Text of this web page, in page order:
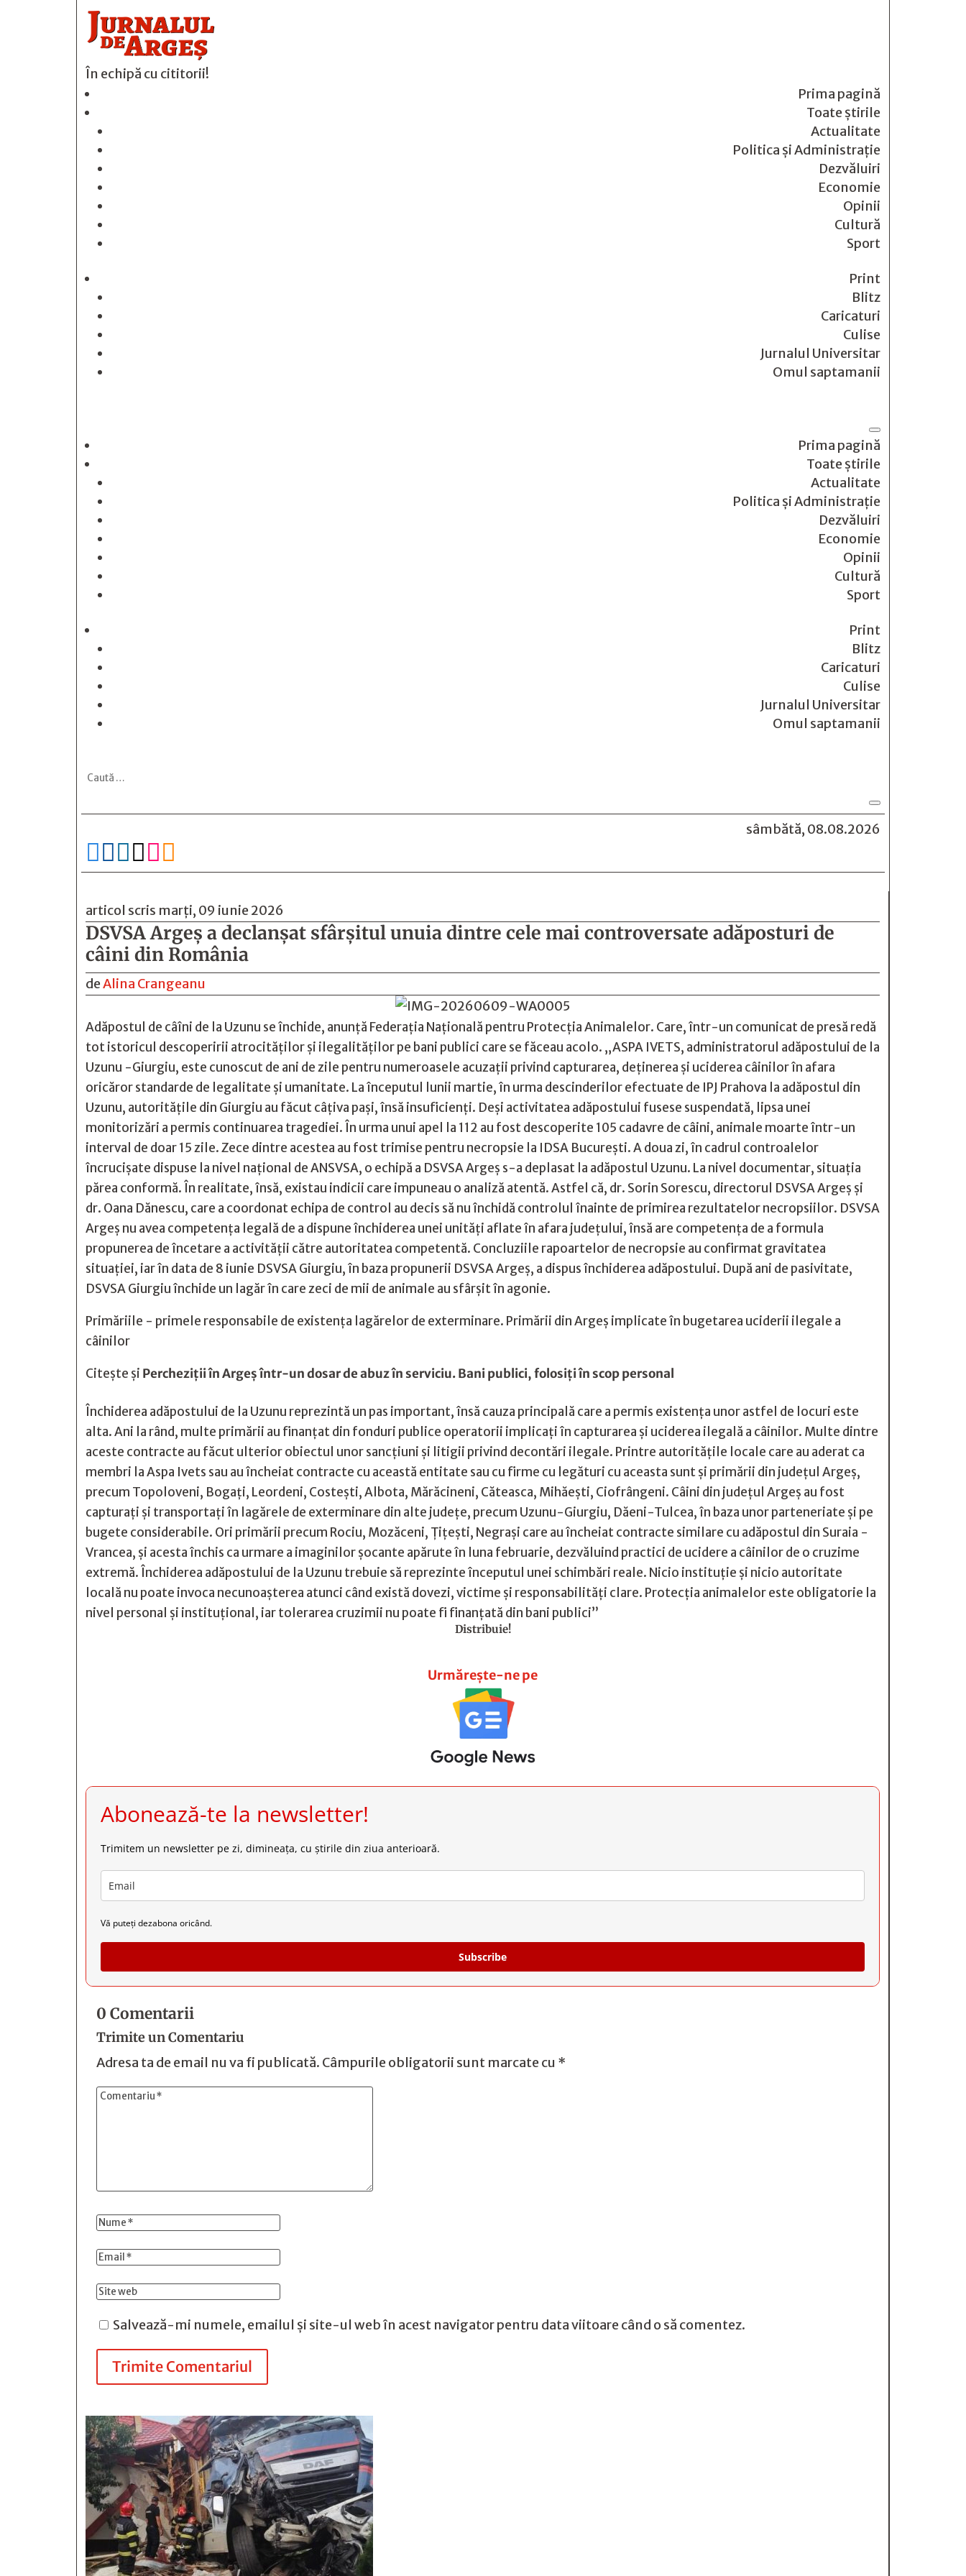
În echipă cu cititorii!
Prima pagină
Toate știrile
Actualitate
Politica și Administrație
Dezvăluiri
Economie
Opinii
Cultură
Sport
Print
Blitz
Caricaturi
Culise
Jurnalul Universitar
Omul saptamanii
Prima pagină
Toate știrile
Actualitate
Politica și Administrație
Dezvăluiri
Economie
Opinii
Cultură
Sport
Print
Blitz
Caricaturi
Culise
Jurnalul Universitar
Omul saptamanii
sâmbătă, 08.08.2026

articol scris marți, 09 iunie 2026
DSVSA Argeș a declanșat sfârșitul unuia dintre cele mai controversate adăposturi de
câini din România
deAlina Crangeanu
Adăpostul de câîni de la Uzunu se închide, anunță Federația Națională pentru Protecția Animalelor. Care, într-un comunicat de presă redă
tot istoricul descoperirii atrocităților și ilegalităților pe bani publici care se făceau acolo. „ASPA IVETS, administratorul adăpostului de la
Uzunu -Giurgiu, este cunoscut de ani de zile pentru numeroasele acuzații privind capturarea, deținerea și uciderea câinilor în afara
oricăror standarde de legalitate și umanitate. La începutul lunii martie, în urma descinderilor efectuate de IPJ Prahova la adăpostul din
Uzunu, autoritățile din Giurgiu au făcut câțiva pași, însă insuficienți. Deși activitatea adăpostului fusese suspendată, lipsa unei
monitorizări a permis continuarea tragediei. În urma unui apel la 112 au fost descoperite 105 cadavre de câini, animale moarte într-un
interval de doar 15 zile. Zece dintre acestea au fost trimise pentru necropsie la IDSA București. A doua zi, în cadrul controalelor
încrucișate dispuse la nivel național de ANSVSA, o echipă a DSVSA Argeș s-a deplasat la adăpostul Uzunu. La nivel documentar, situația
părea conformă. În realitate, însă, existau indicii care impuneau o analiză atentă. Astfel că, dr. Sorin Sorescu, directorul DSVSA Argeș și
dr. Oana Dănescu, care a coordonat echipa de control au decis să nu închidă controlul înainte de primirea rezultatelor necropsiilor. DSVSA
Argeș nu avea competența legală de a dispune închiderea unei unități aflate în afara județului, însă are competenţa de a formula
propunerea de încetare a activității către autoritatea competentă. Concluziile rapoartelor de necropsie au confirmat gravitatea
situației, iar în data de 8 iunie DSVSA Giurgiu, în baza propunerii DSVSA Argeş, a dispus închiderea adăpostului. După ani de pasivitate,
DSVSA Giurgiu închide un lagăr în care zeci de mii de animale au sfârşit în agonie.
Primăriile - primele responsabile de existenţa lagărelor de exterminare. Primării din Argeş implicate în bugetarea uciderii ilegale a
câinilor
Citește și Percheziții în Argeș într-un dosar de abuz în serviciu. Bani publici, folosiți în scop personal
Închiderea adăpostului de la Uzunu reprezintă un pas important, însă cauza principală care a permis existența unor astfel de locuri este
alta. Ani la rând, multe primării au finanţat din fonduri publice operatorii implicați în capturarea şi uciderea ilegală a câinilor. Multe dintre
aceste contracte au făcut ulterior obiectul unor sancțiuni și litigii privind decontări ilegale. Printre autoritățile locale care au aderat ca
membri la Aspa Ivets sau au încheiat contracte cu această entitate sau cu firme cu legături cu aceasta sunt și primării din județul Argeș,
precum Topoloveni, Bogați, Leordeni, Costești, Albota, Mărăcineni, Căteasca, Mihăeşti, Ciofrângeni. Câini din judeţul Argeş au fost
capturaţi şi transportaţi în lagărele de exterminare din alte judeţe, precum Uzunu-Giurgiu, Dăeni-Tulcea, în baza unor parteneriate şi pe
bugete considerabile. Ori primării precum Rociu, Mozăceni, Ţiţeşti, Negraşi care au încheiat contracte similare cu adăpostul din Suraia -
Vrancea, şi acesta închis ca urmare a imaginilor şocante apărute în luna februarie, dezvăluind practici de ucidere a câinilor de o cruzime
extremă. Închiderea adăpostului de la Uzunu trebuie să reprezinte începutul unei schimbări reale. Nicio instituție și nicio autoritate
locală nu poate invoca necunoașterea atunci când există dovezi, victime și responsabilități clare. Protecția animalelor este obligatorie la
nivel personal şi instituţional, iar tolerarea cruzimii nu poate fi finanțată din bani publici”
Distribuie!
Urmărește-ne pe
Abonează-te la newsletter!
Trimitem un newsletter pe zi, dimineața, cu știrile din ziua anterioară.
Vă puteți dezabona oricând.
Subscribe
0 Comentarii
Trimite un Comentariu
Adresa ta de email nu va fi publicată. Câmpurile obligatorii sunt marcate cu *
Salvează-mi numele, emailul și site-ul web în acest navigator pentru data viitoare când o să comentez.
Trimite Comentariul